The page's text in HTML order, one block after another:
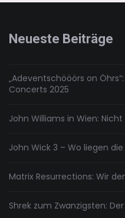
Jazz-
Entertainer
Neueste Beiträge
„Adeventschööörs on
Concerts 2025
John Williams in Wien:
John Wick 3 – Wo liegen
Matrix Resurrections: Wir
Shrek zum Zwanzigsten: